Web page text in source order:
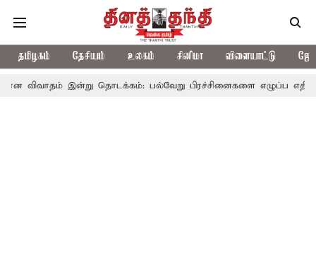
தமிழகம் தேசியம் உலகம் சினிமா விளையாட்டு
இன்று தொடக்கம்: பல்வேறு பிரச்சினைகளை எழுப்ப எதிர்க்கட்சிகள்